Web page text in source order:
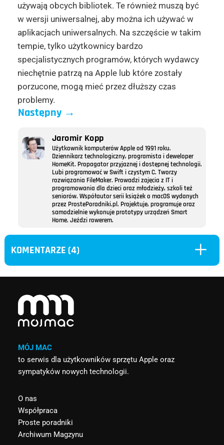
używają obcych bibliotek. Te również muszą być
w wersji uniwersalnej, aby można ich używać w
aplikacjach uniwersalnych. Na szczęście w takim
tempie, tylko użytkownicy bardzo
specjalistycznych programów, których wydawcy
niechętnie patrzą na Apple lub które zostały
porzucone, mogą mieć przez dłuższy czas
problemy.
Następny→
Jaromir Kopp
Użytkownik komputerów Apple od 1991 roku.
Dziennikarz technologiczny, programista i deweloper
HomeKit. Propagator przyjaznej i dostępnej technologii.
Lubi programować w Swift i czystym C. Tworzy
rozwiązania FileMaker. Prowadzi zajęcia z IT i
programowania dla dzieci oraz młodzieży, szkoli też
seniorów. Współautor serii książek o macOS wydanych
przez ProstePoradniki.pl. Projektuje, programuje oraz
samodzielnie wykonuje prototypy urządzeń Smart
Home. Jeździ rowerem.
KOMENTARZE (4) L
MÓJ MAC
to serwis dla użytkowników sprzętu Apple oraz
sympatyków nowych technologii.
O nas
Współpraca
Proste poradniki
Archiwum Magzynu